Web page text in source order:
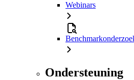
Webinars
Ondersteuning